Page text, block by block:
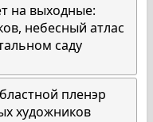
на выходные:
небесный атлас
саду
пленэр
художников